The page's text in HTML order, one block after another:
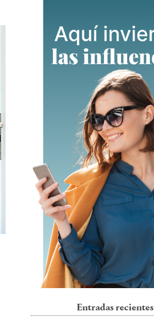
Entradas recientes